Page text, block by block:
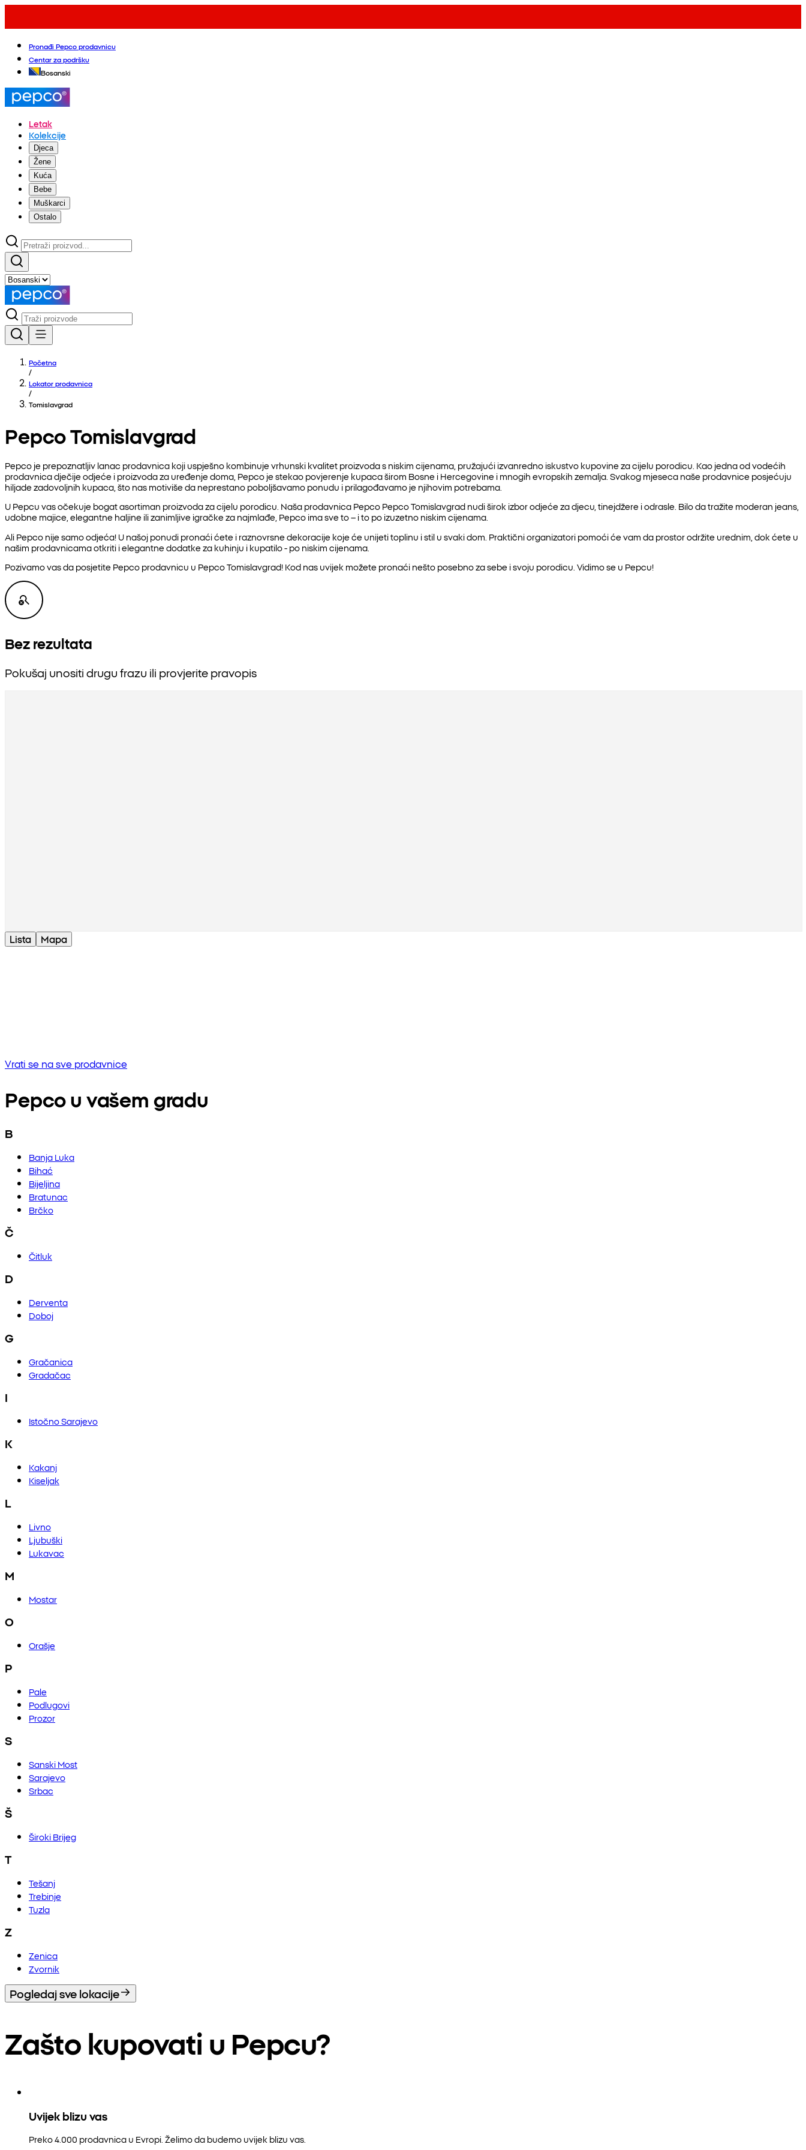
Pronađi Pepco prodavnicu
Centar za podršku
Bosanski
Letak
Kolekcije
Djeca
Žene
Kuća
Bebe
Muškarci
Ostalo
Početna
/
Lokator prodavnica
/
Tomislavgrad
Pepco Tomislavgrad
Pepco je prepoznatljiv lanac prodavnica koji uspješno kombinuje vrhunski kvalitet proizvoda s niskim cijenama, pružajući izvanredno iskustvo kupovine za cijelu porodicu. Kao jedna od vodećih
prodavnica dječije odjeće i proizvoda za uređenje doma, Pepco je stekao povjerenje kupaca širom Bosne i Hercegovine i mnogih evropskih zemalja. Svakog mjeseca naše prodavnice posjećuju
hiljade zadovoljnih kupaca, što nas motiviše da neprestano poboljšavamo ponudu i prilagođavamo je njihovim potrebama.
U Pepcu vas očekuje bogat asortiman proizvoda za cijelu porodicu. Naša prodavnica Pepco Pepco Tomislavgrad nudi širok izbor odjeće za djecu, tinejdžere i odrasle. Bilo da tražite moderan jeans,
udobne majice, elegantne haljine ili zanimljive igračke za najmlađe, Pepco ima sve to – i to po izuzetno niskim cijenama.
Ali Pepco nije samo odjeća! U našoj ponudi pronaći ćete i raznovrsne dekoracije koje će unijeti toplinu i stil u svaki dom. Praktični organizatori pomoći će vam da prostor održite urednim, dok ćete u
našim prodavnicama otkriti i elegantne dodatke za kuhinju i kupatilo - po niskim cijenama.
Pozivamo vas da posjetite Pepco prodavnicu u Pepco Tomislavgrad! Kod nas uvijek možete pronaći nešto posebno za sebe i svoju porodicu. Vidimo se u Pepcu!
Bez rezultata
Pokušaj unositi drugu frazu ili provjerite pravopis
Lista Mapa
Vrati se na sve prodavnice
Pepco u vašem gradu
B
Banja Luka
Bihać
Bijeljina
Bratunac
Brčko
Č
Čitluk
D
Derventa
Doboj
G
Gračanica
Gradačac
I
Istočno Sarajevo
K
Kakanj
Kiseljak
L
Livno
Ljubuški
Lukavac
M
Mostar
O
Orašje
P
Pale
Podlugovi
Prozor
S
Sanski Most
Sarajevo
Srbac
Š
Široki Brijeg
T
Tešanj
Trebinje
Tuzla
Z
Zenica
Zvornik
Pogledaj sve lokacije
Zašto kupovati u Pepcu?
Uvijek blizu vas
Preko 4.000 prodavnica u Evropi. Želimo da budemo uvijek blizu vas.